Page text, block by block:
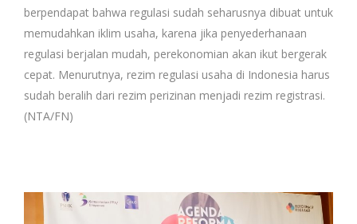
berpendapat bahwa regulasi sudah seharusnya dibuat untuk
memudahkan iklim usaha, karena jika penyederhanaan
regulasi berjalan mudah, perekonomian akan ikut bergerak
cepat. Menurutnya, rezim regulasi usaha di Indonesia harus
sudah beralih dari rezim perizinan menjadi rezim registrasi.
(NTA/FN)